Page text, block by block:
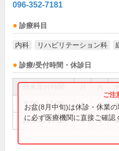
096-352-7181
診療科目
内科 リハビリテーション科
診療/受付時間・休診日
9:00～12:00 ● ● ●
14:00～17:00 ● ● ●
お盆(8月中旬)は休診・休業
に必ず医療機関に直接ご確認